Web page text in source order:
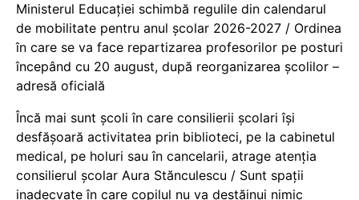
Ministerul Educației schimbă regulile din calendarul
de mobilitate pentru anul școlar 2026-2027 / Ordinea
în care se va face repartizarea profesorilor pe posturi
începând cu 20 august, după reorganizarea școlilor –
adresă oficială
Încă mai sunt școli în care consilierii școlari își
desfășoară activitatea prin biblioteci, pe la cabinetul
medical, pe holuri sau în cancelarii, atrage atenția
consilierul școlar Aura Stănculescu / Sunt spații
inadecvate în care copilul nu va destăinui nimic